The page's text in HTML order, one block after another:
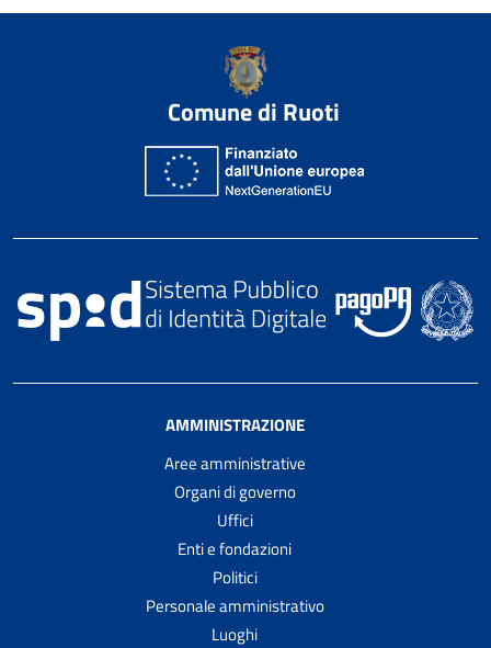
Comune di Ruoti
AMMINISTRAZIONE
Aree amministrative
Organi di governo
Uffici
Enti e fondazioni
Politici
Personale amministrativo
Luoghi